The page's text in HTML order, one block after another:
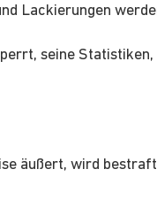
Lackierungen
seine Statistiken,
äußert, wird